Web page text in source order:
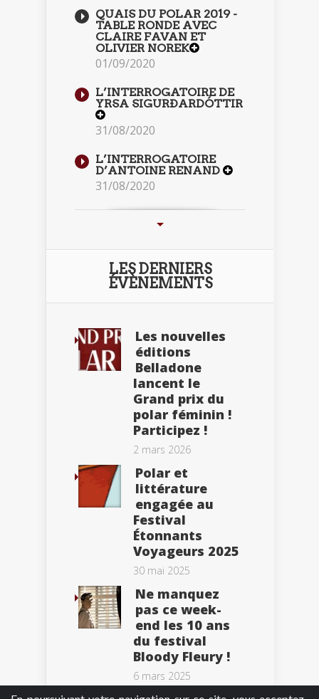
QUAIS DU POLAR 2019 -
TABLE RONDE AVEC
CLAIRE FAVAN ET
OLIVIER NOREK
01/09/2020
L’INTERROGATOIRE DE
YRSA SIGURÐARDÓTTIR
31/08/2020
L’INTERROGATOIRE
D’ANTOINE RENAND
31/08/2020
LES DERNIERS
ÉVÈNEMENTS
Les nouvelles
éditions
Belladone
lancent le
Grand prix du
polar féminin !
Participez !
2 mars 2026
Polar et
littérature
engagée au
Festival
Étonnants
Voyageurs 2025
30 mai 2025
Ne manquez
pas ce week-
end les 10 ans
du festival
Bloody Fleury !
6 mars 2025